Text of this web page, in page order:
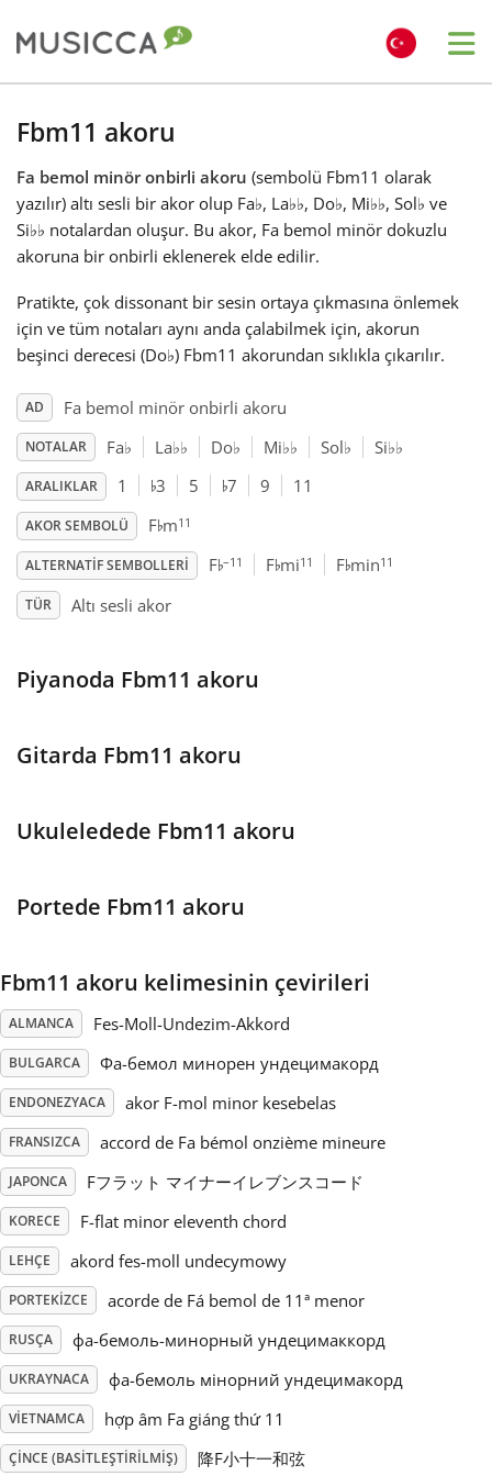
Български
Dansk
Deutsch
Español
Français
한국어
हिन्दी
Italiano
Русский
Svenska
Українська
简体中文
繁體中文
Fbm11 akoru
Fa bemol minör onbirli akoru (sembolü Fbm11 olarak
yazılır) altı sesli bir akor olup Fa♭, La♭♭, Do♭, Mi♭♭, Sol♭ ve
Si♭♭ notalardan oluşur. Bu akor, Fa bemol minör dokuzlu
akoruna bir onbirli eklenerek elde edilir.
Pratikte, çok dissonant bir sesin ortaya çıkmasına önlemek
için ve tüm notaları aynı anda çalabilmek için, akorun
beşinci derecesi (Do♭) Fbm11 akorundan sıklıkla çıkarılır.
AD Fa bemol minör onbirli akoru
NOTALAR Fa♭ La♭♭ Do♭ Mi♭♭ Sol♭ Si♭♭
ARALIKLAR 1 ♭3 5 ♭7 9 11
AKOR SEMBOLÜ F♭m11
ALTERNATIF SEMBOLLERI F♭–11 F♭mi11 F♭min11
TÜR Altı sesli akor
Piyanoda Fbm11 akoru
Gitarda Fbm11 akoru
Ukuleledede Fbm11 akoru
Portede Fbm11 akoru
Fbm11 akoru kelimesinin çevirileri
ALMANCA Fes-Moll-Undezim-Akkord
BULGARCA Фа-бемол минорен ундецимакорд
ENDONEZYACA akor F-mol minor kesebelas
FRANSIZCA accord de Fa bémol onzième mineure
JAPONCA Fフラット マイナーイレブンスコード
KORECE F-flat minor eleventh chord
LEHÇE akord fes-moll undecymowy
PORTEKIZCE acorde de Fá bemol de 11ª menor
RUSÇA фа-бемоль-минорный ундецимаккорд
UKRAYNACA фа-бемоль мінорний ундецимакорд
VIETNAMCA hợp âm Fa giáng thứ 11
ÇINCE (BASITLEŞTIRILMIŞ) 降F小十一和弦